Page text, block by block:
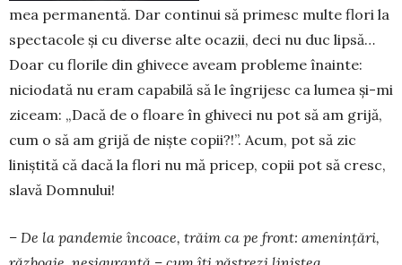
mea permanentă. Dar continui să primesc multe flori la
spectacole și cu diverse alte ocazii, deci nu duc lip­să…
Doar cu florile din ghivece aveam probleme înainte:
niciodată nu eram capabilă să le îngrijesc ca lumea și-mi
ziceam: „Dacă de o floa­re în ghiveci nu pot să am grijă,
cum o să am gri­­jă de niște copii?!”. Acum, pot să zic
liniștită că dacă la flori nu mă pricep, copii pot să cresc,
slavă Domnului!
– De la pandemie încoace, trăim ca pe front: amenințări,